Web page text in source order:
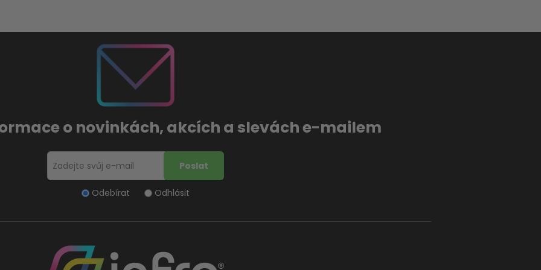
o novinkách, akcích a slevách e-mailem
Odebírat Odhlásit